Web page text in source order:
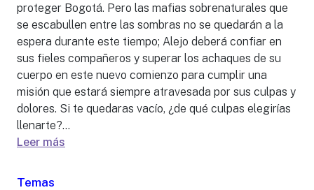
proteger Bogotá. Pero las mafias sobrenaturales que
se escabullen entre las sombras no se quedarán a la
espera durante este tiempo; Alejo deberá confiar en
sus fieles compañeros y superar los achaques de su
cuerpo en este nuevo comienzo para cumplir una
misión que estará siempre atravesada por sus culpas y
dolores. Si te quedaras vacío, ¿de qué culpas elegirías
llenarte?...
Leer más
Temas